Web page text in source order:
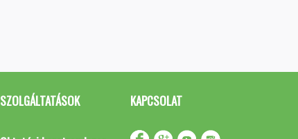
SZOLGÁLTATÁSOK KAPCSOLAT